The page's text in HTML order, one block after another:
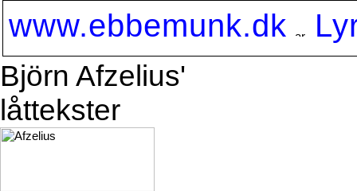
www.ebbemunk.dk
Björn Afzelius'
låttekster